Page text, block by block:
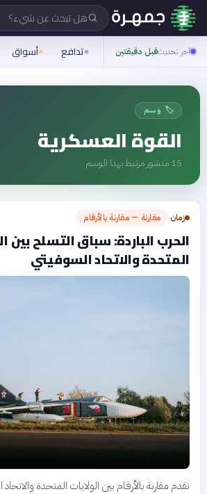
هل تبحث عن شيء؟
آخر تحديثقبل دقيقتين تدافع أسواق
🏷️ وسم
القوة العسكرية
15 منشور مرتبط بهذا الوسم
زمان› مقارنة — مقارنة بالأرقام
الحرب الباردة: سباق التسلح بين
المتحدة والاتحاد السوفيتي
نقدم مقارنة بالأرقام بين الولايات المتحدة